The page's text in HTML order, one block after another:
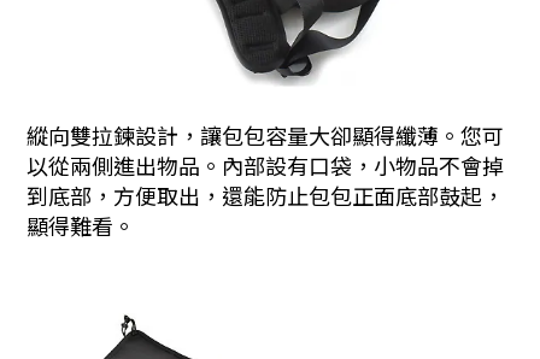
縱向雙拉鍊設計，讓包包容量大卻顯得纖薄。您可
以從兩側進出物品。內部設有口袋，小物品不會掉
到底部，方便取出，還能防止包包正面底部鼓起，
顯得難看。